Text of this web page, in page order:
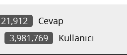
21,912
Cevap
3,981,769 Kullanıcı